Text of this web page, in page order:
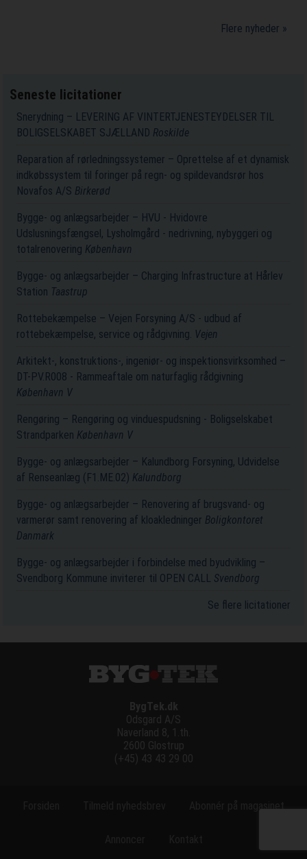
Flere nyheder »
Seneste licitationer
Snerydning – LEVERING AF VINTERTJENESTEYDELSER TIL
BOLIGSELSKABET SJÆLLAND Roskilde
Reparation af rørledningssystemer – Oprettelse af et dynamisk
indkøbssystem til foringer på regn- og spildevandsrør hos
Novafos A/S Birkerød
Bygge- og anlægsarbejder – HVU - Hvidovre
Udslusningsfængsel, Lysholmgård - nedrivning, nybyggeri og
totalrenovering København
Bygge- og anlægsarbejder – Charging Infrastructure at Hårlev
Station Taastrup
Rottebekæmpelse – Vejen Forsyning A/S - udbud af
rottebekæmpelse, service og rådgivning. Vejen
Arkitekt-, konstruktions-, ingeniør- og inspektionsvirksomhed –
DT-PV.R008 - Rammeaftale om naturfaglig rådgivning
København V
Rengøring – Rengøring og vinduespudsning - Boligselskabet
Strandparken København V
Bygge- og anlægsarbejder – Kalundborg Forsyning, Udvidelse
af Renseanlæg (F1.ME.02) Kalundborg
Bygge- og anlægsarbejder – Renovering af brugsvand- og
varmerør samt renovering af kloakledninger Boligkontoret
Danmark
Bygge- og anlægsarbejder i forbindelse med byudvikling –
Svendborg Kommune inviterer til OPEN CALL Svendborg
Se flere licitationer
BygTek.dk
Odsgard A/S
Naverland 8, 1.th.
2600 Glostrup
(+45) 43 43 29 00